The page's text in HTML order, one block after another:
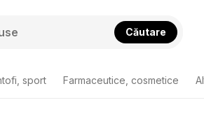
Căutare
sport Farmaceutice, cosmetice